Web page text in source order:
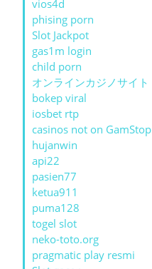
vios4d
phising porn
Slot Jackpot
gas1m login
child porn
オンラインカジノサイト
bokep viral
iosbet rtp
casinos not on GamStop
hujanwin
api22
pasien77
ketua911
puma128
togel slot
neko-toto.org
pragmatic play resmi